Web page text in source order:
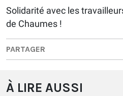
Solidarité avec les
de Chaumes !
PARTAGER
À LIRE AUSSI